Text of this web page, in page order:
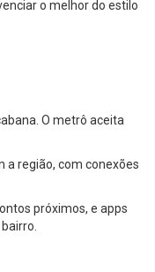
o melhor do estilo
O metrô aceita
a região, com conexões
próximos, e apps